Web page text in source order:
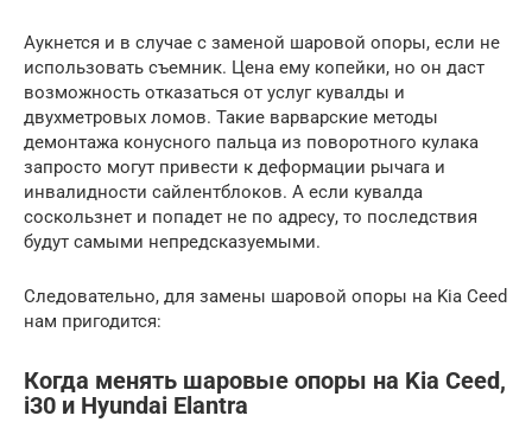
Аукнется и в случае с заменой шаровой опоры, если не
использовать съемник. Цена ему копейки, но он даст
возможность отказаться от услуг кувалды и
двухметровых ломов. Такие варварские методы
демонтажа конусного пальца из поворотного кулака
запросто могут привести к деформации рычага и
инвалидности сайлентблоков. А если кувалда
соскользнет и попадет не по адресу, то последствия
будут самыми непредсказуемыми.
Следовательно, для замены шаровой опоры на Kia Ceed
нам пригодится:
Когда менять шаровые опоры на Kia Ceed,
i30 и Hyundai Elantra